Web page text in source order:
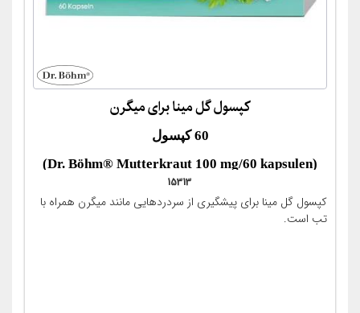
کپسول گل مینا برای میگرن
60 کپسول
(Dr. Böhm® Mutterkraut 100 mg/60 kapsulen)
15313
کپسول گل مینا برای پیشگیری از سردردهایی مانند میگرن همراه با
تب است.